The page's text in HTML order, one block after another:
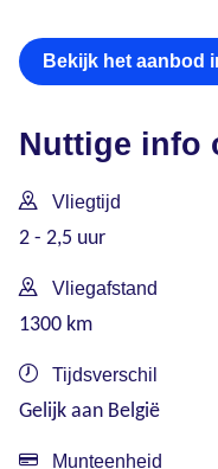
Bekijk het aanbod
Nuttige info
Vliegtijd
2 - 2,5 uur
Vliegafstand
1300 km
Tijdsverschil
Gelijk aan België
Munteenheid